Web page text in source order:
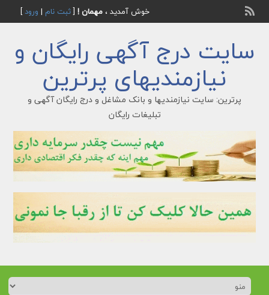
خوش آمدید ، مهمان ![ثبت نام | ورود]
سایت درج آگهی رایگان و
نیازمندیهای پرترین
پرترین: سایت نیازمندیها و بانک مشاغل و درج رایگان آگهی و
تبلیغات رایگان